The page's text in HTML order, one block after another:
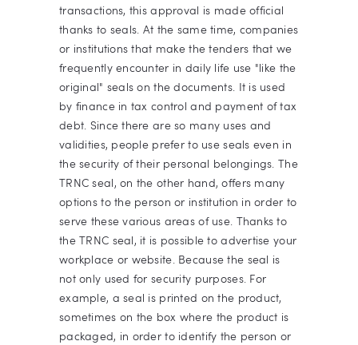
transactions, this approval is made official
thanks to seals. At the same time, companies
or institutions that make the tenders that we
frequently encounter in daily life use "like the
original" seals on the documents. It is used
by finance in tax control and payment of tax
debt. Since there are so many uses and
validities, people prefer to use seals even in
the security of their personal belongings. The
TRNC seal, on the other hand, offers many
options to the person or institution in order to
serve these various areas of use. Thanks to
the TRNC seal, it is possible to advertise your
workplace or website. Because the seal is
not only used for security purposes. For
example, a seal is printed on the product,
sometimes on the box where the product is
packaged, in order to identify the person or